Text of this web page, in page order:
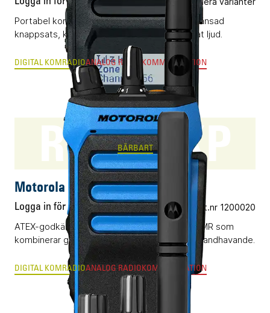
Portabel komradio (DMR) utrustad med begränsad
knappsats, kompakt display och AI-optimerat ljud.
DIGITAL KOMRADIOANALOG RADIOKOMMUNIKATION
R7Ex NKP
BÄRBART
Motorola R7Ex NKP
Logga in för pris Vårt art.nr 1200020
ATEX-godkänd digital komradio baserad på DMR som
kombinerar grym radioprestanda och enkelt handhavande.
DIGITAL KOMRADIOANALOG RADIOKOMMUNIKATION